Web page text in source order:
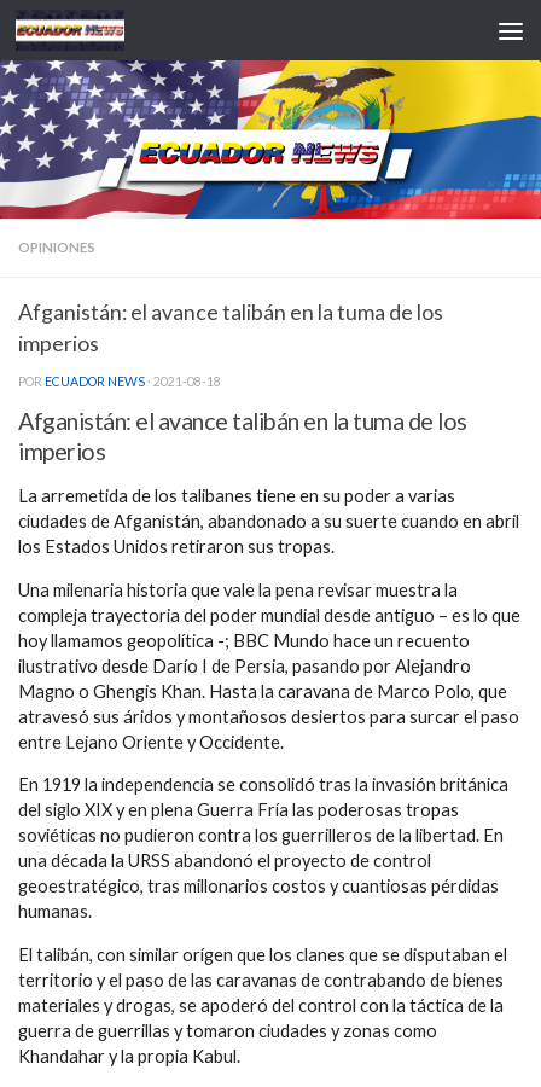
Saltar al contenido
OPINIONES
Afganistán: el avance talibán en la tuma de los
imperios
POR ECUADOR NEWS · 2021-08-18
Afganistán: el avance talibán en la tuma de los
imperios
La arremetida de los talibanes tiene en su poder a varias
ciudades de Afganistán, abandonado a su suerte cuando en abril
los Estados Unidos retiraron sus tropas.
Una milenaria historia que vale la pena revisar muestra la
compleja trayectoria del poder mundial desde antiguo – es lo que
hoy llamamos geopolítica -; BBC Mundo hace un recuento
ilustrativo desde Darío I de Persia, pasando por Alejandro
Magno o Ghengis Khan. Hasta la caravana de Marco Polo, que
atravesó sus áridos y montañosos desiertos para surcar el paso
entre Lejano Oriente y Occidente.
En 1919 la independencia se consolidó tras la invasión británica
del siglo XIX y en plena Guerra Fría las poderosas tropas
soviéticas no pudieron contra los guerrilleros de la libertad. En
una década la URSS abandonó el proyecto de control
geoestratégico, tras millonarios costos y cuantiosas pérdidas
humanas.
El talibán, con similar orígen que los clanes que se disputaban el
territorio y el paso de las caravanas de contrabando de bienes
materiales y drogas, se apoderó del control con la táctica de la
guerra de guerrillas y tomaron ciudades y zonas como
Khandahar y la propia Kabul.